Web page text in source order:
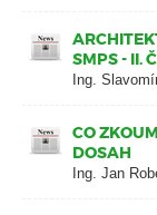
SMPS - II.
Ing.
CO
DOSAH
Ing. Jan